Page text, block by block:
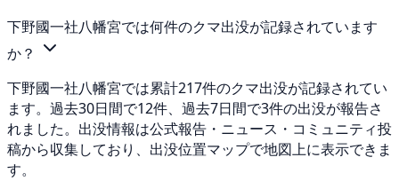
下野國一社八幡宮では何件のクマ出没が記録されています
か？
下野國一社八幡宮では累計217件のクマ出没が記録されてい
ます。過去30日間で12件、過去7日間で3件の出没が報告さ
れました。出没情報は公式報告・ニュース・コミュニティ投
稿から収集しており、出没位置マップで地図上に表示できま
す。